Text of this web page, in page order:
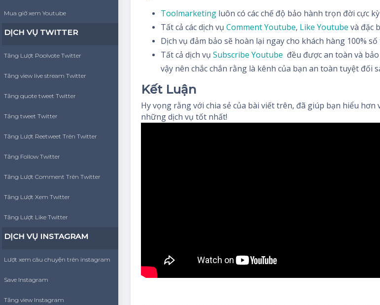
Mua giờ xem Youtube
DỊCH VỤ TWITTER
Tăng Lượt Poolvote Twitter
Tăng view live stream Twitter
Tăng quote tweet Twitter
Tăng tweet Twitter
Tăng Lượt Reetweet Trên Twitter
Tăng Follow Twitter
Tăng Lượt Comment Trên Twitter
Tăng Lượt Xem Twitter
Tăng Lượt Like Twitter
DỊCH VỤ INSTAGRAM
Lượt xem câu chuyện trên instagram
Save Instagram
Tăng view Instagram
Toolmarketing luôn có các chế độ bảo hành trọn đời cực
Tất cả các dịch vụComment Youtube, Like Youtube và đặc
Dịch vụ đảm bảo sẽ hoàn lại ngay cho khách hàng 100%
Tất cả dịch vụSubscribe Youtube đều được an toàn và
vậy nên chắc chắn rằng là kênh của bạn an toàn tuyệt đối
Kết Luận
Hy vọng rằng với chia sẻ của bài viết trên, đã giúp bạn hiểu
những dịch vụ tốt nhất!